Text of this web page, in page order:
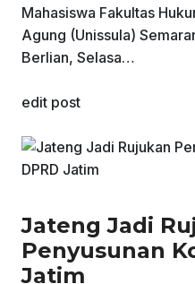
Mahasiswa Fakultas
Agung (Unissula)
Berlian, Selasa…
edit post
Jateng Jadi
Penyusunan
Jatim